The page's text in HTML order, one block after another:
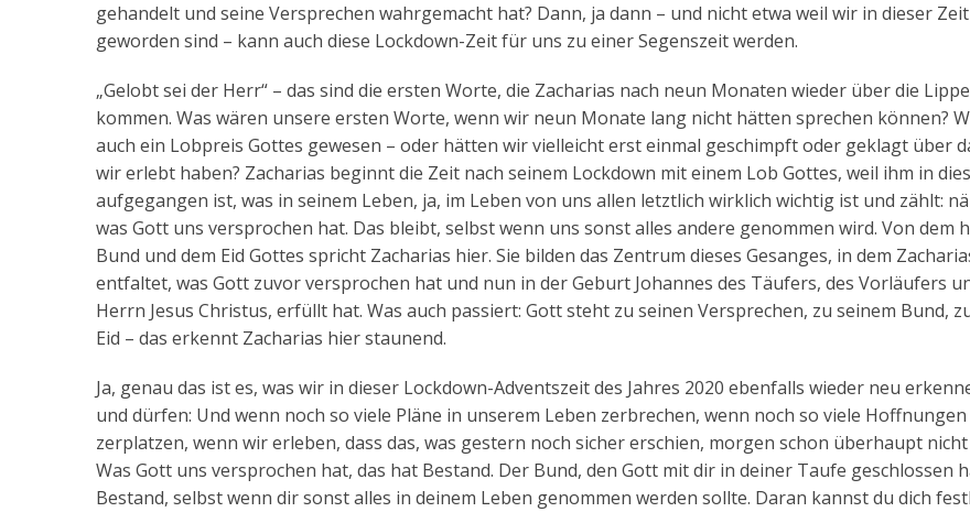
gehandelt und seine Versprechen wahrgemacht hat? Dann, ja dann – und nicht etwa weil wir in dieser
geworden sind – kann auch diese Lockdown-Zeit für uns zu einer Segenszeit werden.
„Gelobt sei der Herr“ – das sind die ersten Worte, die Zacharias nach neun Monaten wieder über die
kommen. Was wären unsere ersten Worte, wenn wir neun Monate lang nicht hätten sprechen können?
auch ein Lobpreis Gottes gewesen – oder hätten wir vielleicht erst einmal geschimpft oder geklagt über
wir erlebt haben? Zacharias beginnt die Zeit nach seinem Lockdown mit einem Lob Gottes, weil ihm in
aufgegangen ist, was in seinem Leben, ja, im Leben von uns allen letztlich wirklich wichtig ist und zählt:
was Gott uns versprochen hat. Das bleibt, selbst wenn uns sonst alles andere genommen wird. Von dem
Bund und dem Eid Gottes spricht Zacharias hier. Sie bilden das Zentrum dieses Gesanges, in dem
entfaltet, was Gott zuvor versprochen hat und nun in der Geburt Johannes des Täufers, des Vorläufers
Herrn Jesus Christus, erfüllt hat. Was auch passiert: Gott steht zu seinen Versprechen, zu seinem Bund,
Eid – das erkennt Zacharias hier staunend.
Ja, genau das ist es, was wir in dieser Lockdown-Adventszeit des Jahres 2020 ebenfalls wieder neu
und dürfen: Und wenn noch so viele Pläne in unserem Leben zerbrechen, wenn noch so viele Hoffnungen
zerplatzen, wenn wir erleben, dass das, was gestern noch sicher erschien, morgen schon überhaupt
Was Gott uns versprochen hat, das hat Bestand. Der Bund, den Gott mit dir in deiner Taufe geschlossen
Bestand, selbst wenn dir sonst alles in deinem Leben genommen werden sollte. Daran kannst du dich